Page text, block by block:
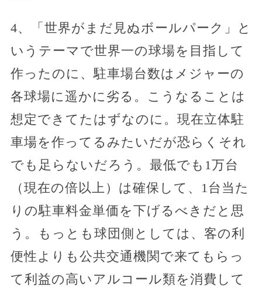
4、「世界がまだ見ぬボールパーク」と
いうテーマで世界一の球場を目指して
作ったのに、駐車場台数はメジャーの
各球場に遥かに劣る。こうなることは
想定できてたはずなのに。現在立体駐
車場を作ってるみたいだが恐らくそれ
でも足らないだろう。最低でも1万台
（現在の倍以上）は確保して、1台当た
りの駐車料金単価を下げるべきだと思
う。もっとも球団側としては、客の利
便性よりも公共交通機関で来てもらっ
て利益の高いアルコール類を消費して